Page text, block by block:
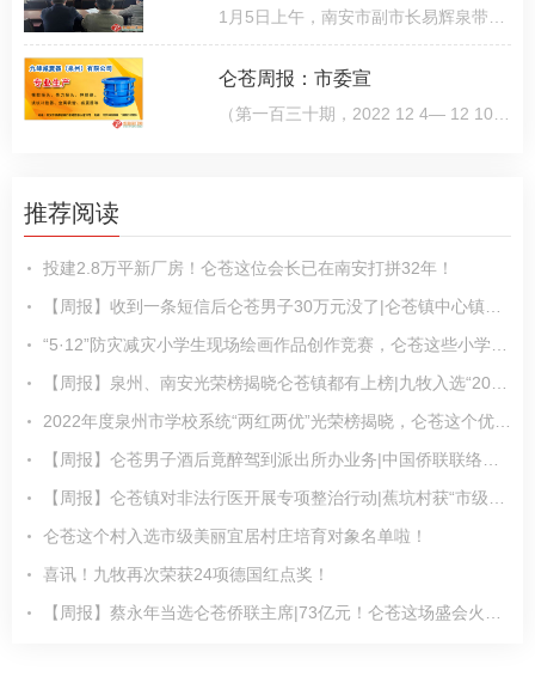
仑苍周报：市委宣
推荐阅读
投建2.8万平新厂房！仑苍这位会长已在南安打拼32年！
仑苍这个村入选市级美丽宜居村庄培育对象名单啦！
喜讯！九牧再次荣获24项德国红点奖！